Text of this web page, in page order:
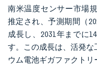
南米温度センサー市場
推定され、予測期間（
成長し、2031年までに
す。この成長は、活発
ウム電池ギガファクト